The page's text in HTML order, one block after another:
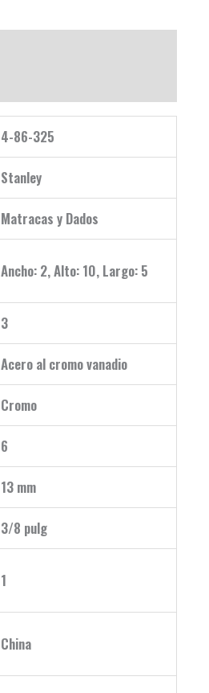
4-86-325
Stanley
Matracas y Dados
Ancho: 2, Alto: 10, Largo: 5
3
Acero al cromo vanadio
Cromo
6
13 mm
3/8 pulg
1
China